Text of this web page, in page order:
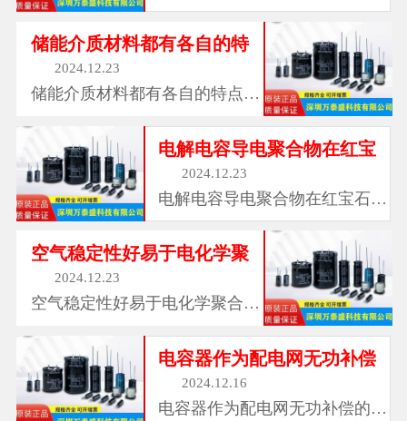
密度，红宝石电...
储能介质材料都有各自的特
2024.12.23
储能介质材料都有各自的特点，
电解电容导电聚合物在红宝
2024.12.23
电解电容导电聚合物在红宝石电
容器中的应用，...
空气稳定性好易于电化学聚
2024.12.23
空气稳定性好易于电化学聚合制
电容器作为配电网无功补偿
2024.12.16
电容器作为配电网无功补偿的重